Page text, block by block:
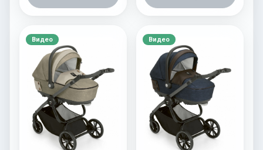
Видео Видео